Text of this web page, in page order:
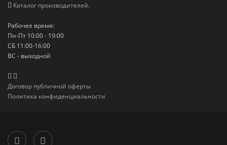
Каталог производителей.
Рабочее время:
Пн-Пт 10:00 - 19:00
СБ 11:00-16:00
ВС - выходной
Договор публичной оферты
Политика конфиденциальности